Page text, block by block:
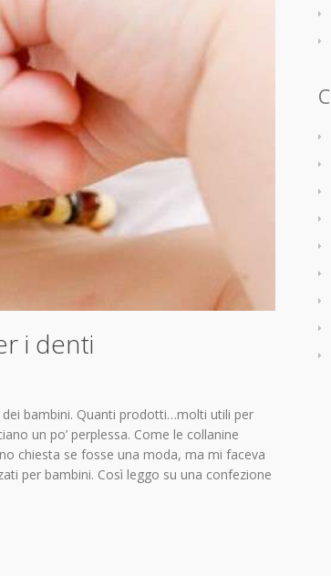
i denti
bambini. Quanti prodotti…molti utili per
un po’ perplessa. Come le collanine
chiesta se fosse una moda, ma mi faceva
per bambini. Così leggo su una confezione